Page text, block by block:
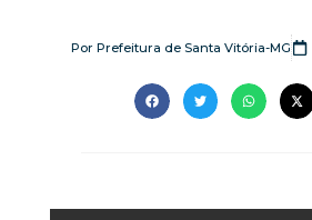
Por Prefeitura de Santa Vitória-MG